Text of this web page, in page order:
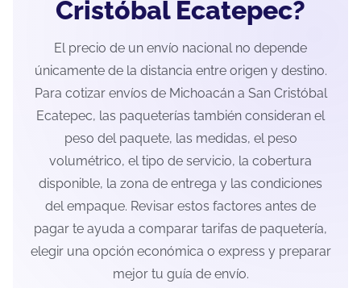
Cristóbal Ecatepec?
El precio de un envío nacional no depende
únicamente de la distancia entre origen y destino.
Para cotizar envíos de Michoacán a San Cristóbal
Ecatepec, las paqueterías también consideran el
peso del paquete, las medidas, el peso
volumétrico, el tipo de servicio, la cobertura
disponible, la zona de entrega y las condiciones
del empaque. Revisar estos factores antes de
pagar te ayuda a comparar tarifas de paquetería,
elegir una opción económica o express y preparar
mejor tu guía de envío.